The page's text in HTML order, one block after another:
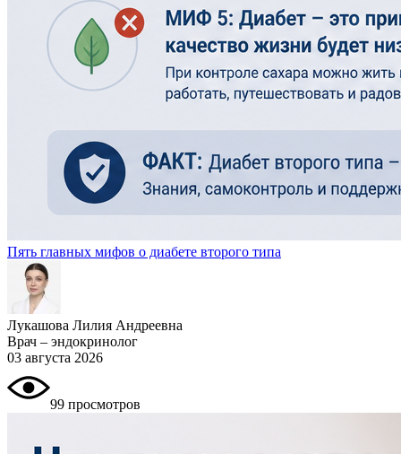
Пять главных мифов о диабете второго типа
Лукашова Лилия Андреевна
Врач – эндокринолог
03 августа 2026
99 просмотров